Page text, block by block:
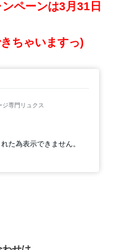
ペーンは3月31日
ちゃいますっ)